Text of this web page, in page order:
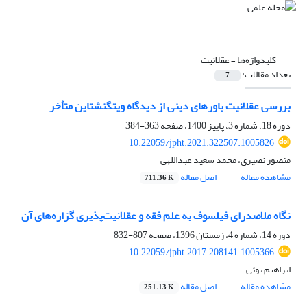
کلیدواژه‌ها =عقلانیت
تعداد مقالات: 7
بررسی عقلانیت باورهای دینی از دیدگاه ویتگنشتاین متأخر
دوره 18، شماره 3، پاییز 1400، صفحه
363-384
10.22059/jpht.2021.322507.1005826
منصور نصیری، محمد سعید عبداللهی
مشاهده مقاله
اصل مقاله 711.36 K
نگاه ملاصدرای فیلسوف به علم فقه و عقلانیت‌پذیری گزاره‌های آن
دوره 14، شماره 4، زمستان 1396، صفحه
807-832
10.22059/jpht.2017.208141.1005366
ابراهیم نوئی
مشاهده مقاله
اصل مقاله 251.13 K